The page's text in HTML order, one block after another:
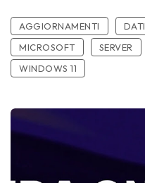
AGGIORNAMENTI DATI
MICROSOFT
SERVER
WINDOWS 11